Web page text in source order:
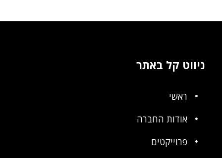
ניווט קל באתר
ראשי
אודות החברה
פרוייקטים